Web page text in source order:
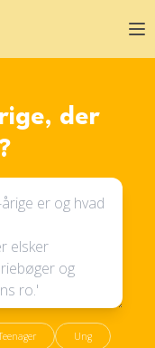
der
Ung